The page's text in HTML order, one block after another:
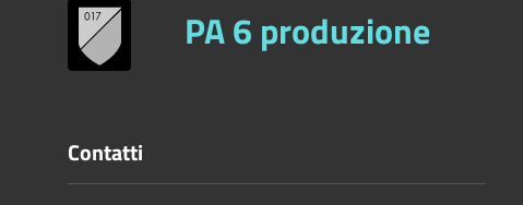
PA 6 produzione
Contatti